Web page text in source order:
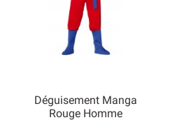
Déguisement Manga
Rouge Homme